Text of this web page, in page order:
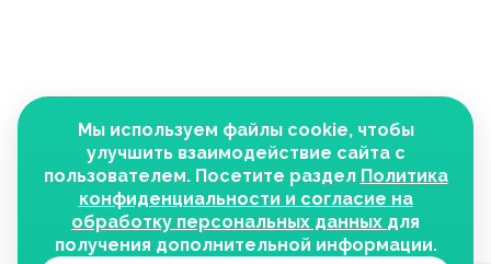
Мы используем файлы cookie, чтобы
улучшить взаимодействие сайта с
пользователем. Посетите раздел Политика
конфиденциальности и согласие на
обработку персональных данных для
получения дополнительной информации.